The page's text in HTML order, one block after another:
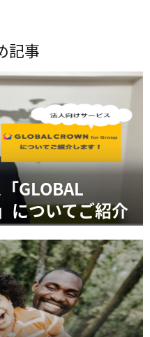
記事
GLOBAL
についてご紹介